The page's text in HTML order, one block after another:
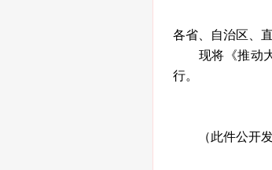
各省、自治区、
现将《推动大
行。
（此件公开发